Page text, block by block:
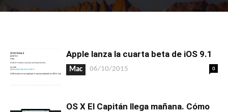
Apple lanza la cuarta beta de iOS 9.1
Mac 06/10/2015 0
OS X El Capitán llega mañana. Cómo